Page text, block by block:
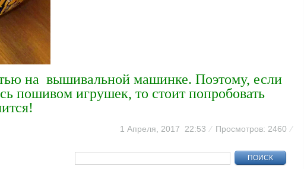
на вышивальной машинке. Поэтому, если
пошивом игрушек, то стоит попробовать
1 Апреля, 2017 22:53 ⁄ Просмотров: 2460 ⁄
ПОИСК